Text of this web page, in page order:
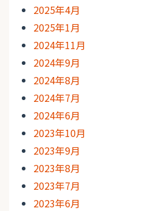
2025年4月
2025年1月
2024年11月
2024年9月
2024年8月
2024年7月
2024年6月
2023年10月
2023年9月
2023年8月
2023年7月
2023年6月